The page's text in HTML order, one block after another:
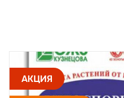
АКЦИЯ